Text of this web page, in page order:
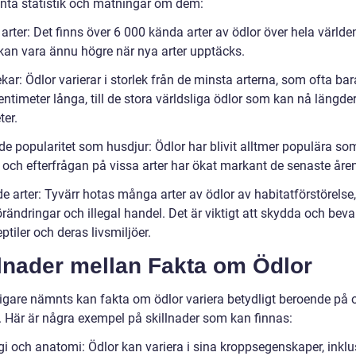
statistik och mätningar om dem:
Det finns över 6 000 kända arter av ödlor över hela
vara ännu högre när nya arter upptäcks.
Ödlor varierar i storlek från de minsta arterna, som ofta
långa, till de stora världsliga ödlor som kan nå
popularitet som husdjur: Ödlor har blivit alltmer populära
och efterfrågan på vissa arter har ökat markant de senaste
arter: Tyvärr hotas många arter av ödlor av habitatförstörelse,
och illegal handel. Det är viktigt att skydda och
och deras livsmiljöer.
mellan Fakta om Ödlor
nämnts kan fakta om ödlor variera betydligt beroende på
Här är några exempel på skillnader som kan finnas:
och anatomi: Ödlor kan variera i sina kroppsegenskaper,